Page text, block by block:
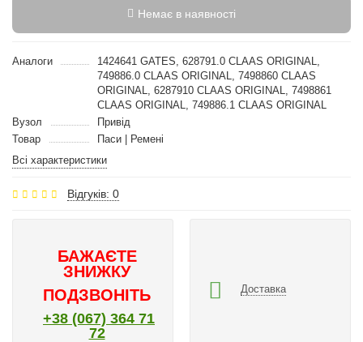
Немає в наявності
Аналоги
1424641 GATES, 628791.0 CLAAS ORIGINAL,
749886.0 CLAAS ORIGINAL, 7498860 CLAAS
ORIGINAL, 6287910 CLAAS ORIGINAL, 7498861
CLAAS ORIGINAL, 749886.1 CLAAS ORIGINAL
Вузол
Привід
Товар
Паси | Ремені
Всі характеристики
Відгуків: 0
БАЖАЄТЕ
ЗНИЖКУ
ПОДЗВОНІТЬ
+38 (067) 364 71
72
Доставка